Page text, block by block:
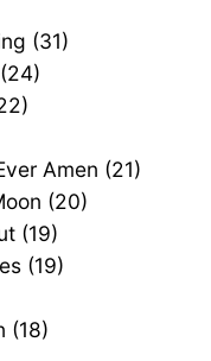
(31)
Amen (21)
(20)
(19)
(19)
(18)